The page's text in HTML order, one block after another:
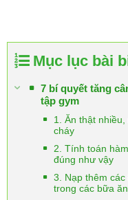
Mục lục bài
7 bí quyết tăng
tập gym
1. Ăn thật
cháy
2. Tính toán
đúng như vậy
3. Nạp thêm
trong các bữa ăn